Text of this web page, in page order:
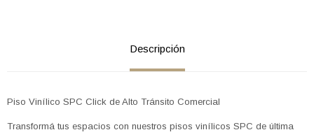
Descripción
Piso Vinílico SPC Click de Alto Tránsito Comercial
Transformá tus espacios con nuestros pisos vinílicos SPC de última